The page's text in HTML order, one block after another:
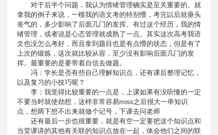
对于后半个问题，我认为情绪管理确实是至关重要的。就
拿我的例子来说，一模我的语文考的特别懵，考完以后就垂头
丧气的，多少影响了后面几门的发挥。有过这个经历，我的情
绪管理，或者说是心态管理就成熟了一点。其实这次高考我语
文也没怎么考好，而且拿到题目也是有点懵的状态，但是有了
上次的锻炼，这次就比较从容，至少没有影响后面几门的发
挥。最重要的是要带着自信去做题。
冯：学长是否有些自己理解知识点，还有课后整理记忆，
以及复习的小技巧呢？
李：我觉得比较重要的一点是，上课如果有没听懂的一定
不要当时就使劲想，这样非常容易miss之后很大一串知识
点，想两下想不出来就做个记号，下课去问老师
还有最后一步也很重要，就是有空一定要把这个知识点和
当堂课讲的其他有关联的知识点放在一起，体会他们之间的联